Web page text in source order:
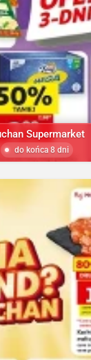
Supermarket
do końca 8 dni